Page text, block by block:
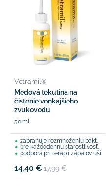
Vetramil®
Medová tekutina na
čistenie vonkajšieho
zvukovodu
50 ml
zabraňuje rozmnoženiu baktérií, plesní
pre každodennú starostlivosť o psie uši
podpora pri terapii zápalov uší
14,40 € 17,99 €